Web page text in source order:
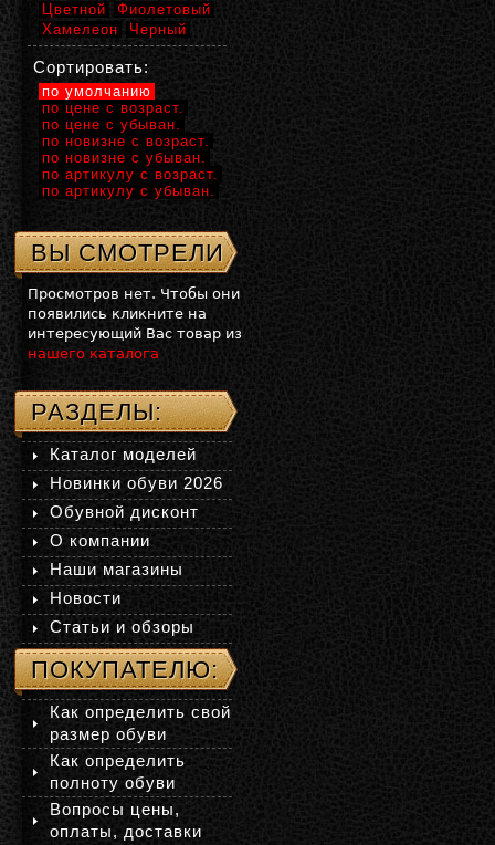
Цветной
Фиолетовый
Хамелеон
Черный
Сортировать:
по умолчанию
по цене с возраст.
по цене с убыван.
по новизне с возраст.
по новизне с убыван.
по артикулу с возраст.
по артикулу с убыван.
ВЫ СМОТРЕЛИ
Просмотров нет. Чтобы они
появились кликните на
интересующий Вас товар из
нашего каталога
РАЗДЕЛЫ:
Каталог моделей
Новинки обуви 2026
Обувной дисконт
О компании
Наши магазины
Новости
Статьи и обзоры
ПОКУПАТЕЛЮ:
Как определить свой
размер обуви
Как определить
полноту обуви
Вопросы цены,
оплаты, доставки